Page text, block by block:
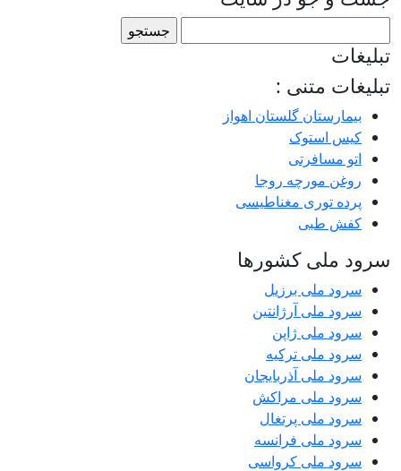
برای:
تبلیغات
تبلیغات متنی :
بیمارستان گلستان اهواز
کیس استوک
اتو مسافرتی
روغن مورچه روجا
پرده توری مغناطیسی
کفش طبی
سرود ملی کشورها
سرود ملی برزیل
سرود ملی آرژانتین
سرود ملی ژاپن
سرود ملی ترکیه
سرود ملی آذربایجان
سرود ملی مراکش
سرود ملی پرتغال
سرود ملی فرانسه
سرود ملی کرواسی